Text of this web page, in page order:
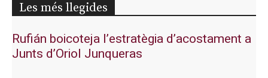
Les més llegides
Rufián boicoteja l’estratègia d’acostament a
Junts d’Oriol Junqueras